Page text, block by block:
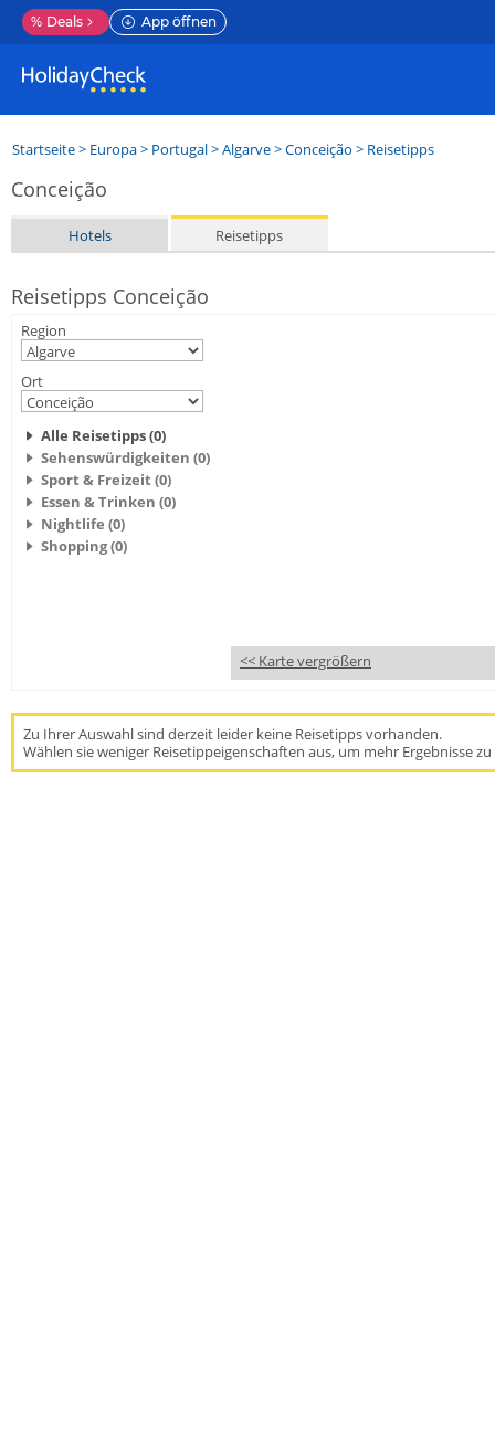
% Deals App öffnen
Startseite> Europa> Portugal>Algarve>Conceição > Reisetipps
Conceição
Hotels Reisetipps
Reisetipps Conceição
Region
Ort
Alle Reisetipps (0)
Sehenswürdigkeiten (0)
Sport & Freizeit (0)
Essen & Trinken (0)
Nightlife (0)
Shopping (0)
<< Karte vergrößern
Zu Ihrer Auswahl sind derzeit leider keine Reisetipps vorhanden.
Wählen sie weniger Reisetippeigenschaften aus, um mehr Ergebnisse